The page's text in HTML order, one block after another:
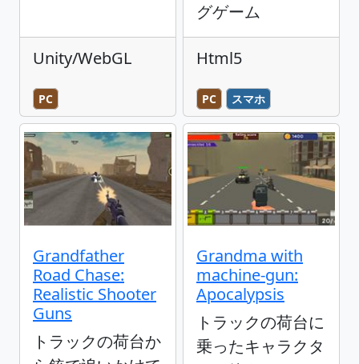
Unity/WebGL
PC
グゲーム
Html5
PC スマホ
Grandfather
Road Chase:
Realistic Shooter
Guns
トラックの荷台か
Grandma with
machine-gun:
Apocalypsis
トラックの荷台に
乗ったキャラクタ